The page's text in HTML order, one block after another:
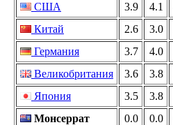
США
3.9 4.1
Китай
2.6 3.0
Германия
3.7 4.0
Великобритания
3.6 3.8
Япония
3.5 3.8
Монсеррат
0.0 0.0